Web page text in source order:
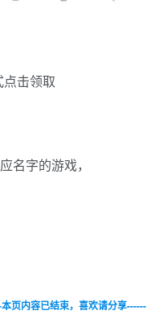
击领取
名字的游戏，
页内容已结束，喜欢请分享------